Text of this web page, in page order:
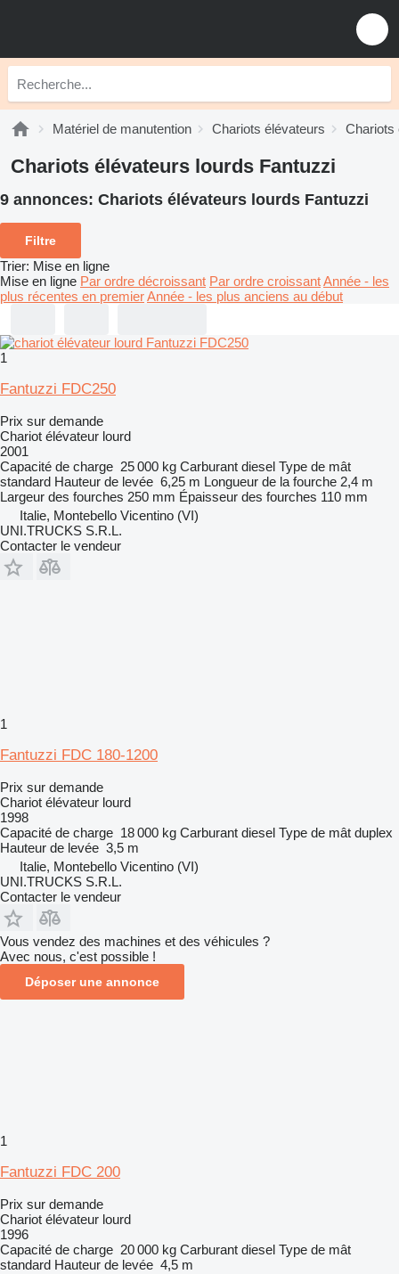
Matériel de manutention Chariots élévateurs Chariots
Chariots élévateurs lourds Fantuzzi
9 annonces: Chariots élévateurs lourds Fantuzzi
Filtre
Trier: Mise en ligne
Mise en ligne Par ordre décroissant Par ordre croissantAnnée - les
plus récentes en premierAnnée - les plus anciens au début
1
Fantuzzi FDC250
Prix sur demande
Chariot élévateur lourd
2001
Capacité de charge 25 000 kg Carburant diesel Type de mât
standard Hauteur de levée 6,25 m Longueur de la fourche 2,4 m
Largeur des fourches 250 mm Épaisseur des fourches 110 mm
Italie, Montebello Vicentino (VI)
UNI.TRUCKS S.R.L.
Contacter le vendeur
1
Fantuzzi FDC 180-1200
Prix sur demande
Chariot élévateur lourd
1998
Capacité de charge 18 000 kg Carburant diesel Type de mât duplex
Hauteur de levée 3,5 m
Italie, Montebello Vicentino (VI)
UNI.TRUCKS S.R.L.
Contacter le vendeur
Vous vendez des machines et des véhicules ?
Avec nous, c'est possible !
Déposer une annonce
1
Fantuzzi FDC 200
Prix sur demande
Chariot élévateur lourd
1996
Capacité de charge 20 000 kg Carburant diesel Type de mât
standard Hauteur de levée 4,5 m